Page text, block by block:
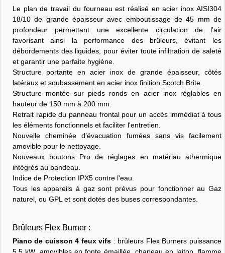
Le plan de travail du fourneau est réalisé en acier inox AISI304
18/10 de grande épaisseur avec emboutissage de 45 mm de
profondeur permettant une excellente circulation de l'air
favorisant ainsi la performance des brûleurs, évitant les
débordements des liquides, pour éviter toute infiltration de saleté
et garantir une parfaite hygiène.
Structure portante en acier inox de grande épaisseur, côtés
latéraux et soubassement en acier inox finition Scotch Brite.
Structure montée sur pieds ronds en acier inox réglables en
hauteur de 150 mm à 200 mm.
Retrait rapide du panneau frontal pour un accès immédiat à tous
les éléments fonctionnels et faciliter l'entretien.
Nouvelle cheminée d’évacuation fumées sans vis facilement
amovible pour le nettoyage.
Nouveaux boutons Pro de réglages en matériau athermique
intégrés au bandeau.
Indice de Protection IPX5 contre l'eau.
Tous les appareils à gaz sont prévus pour fonctionner au Gaz
naturel, ou GPL et sont dotés des buses correspondantes.
Brûleurs Flex Burner :
Piano de cuisson 4 feux vifs : brûleurs Flex Burners puissance